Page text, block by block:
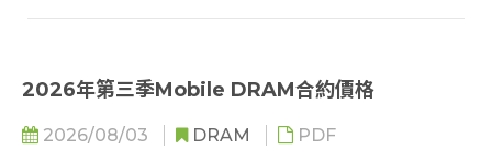
2026年第三季Mobile DRAM合約價格
2026/08/03 DRAM
PDF